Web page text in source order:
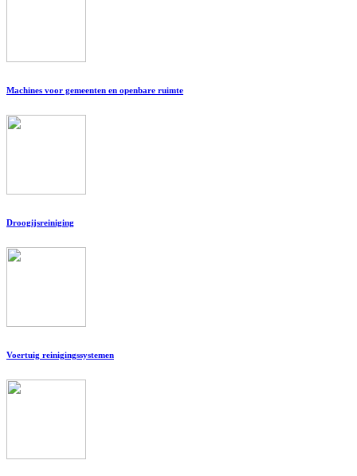
Machines voor gemeenten en openbare ruimte
Droogijsreiniging
Voertuig reinigingssystemen